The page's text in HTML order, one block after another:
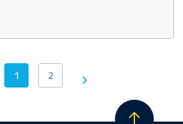
Current
1 Page
2
Next